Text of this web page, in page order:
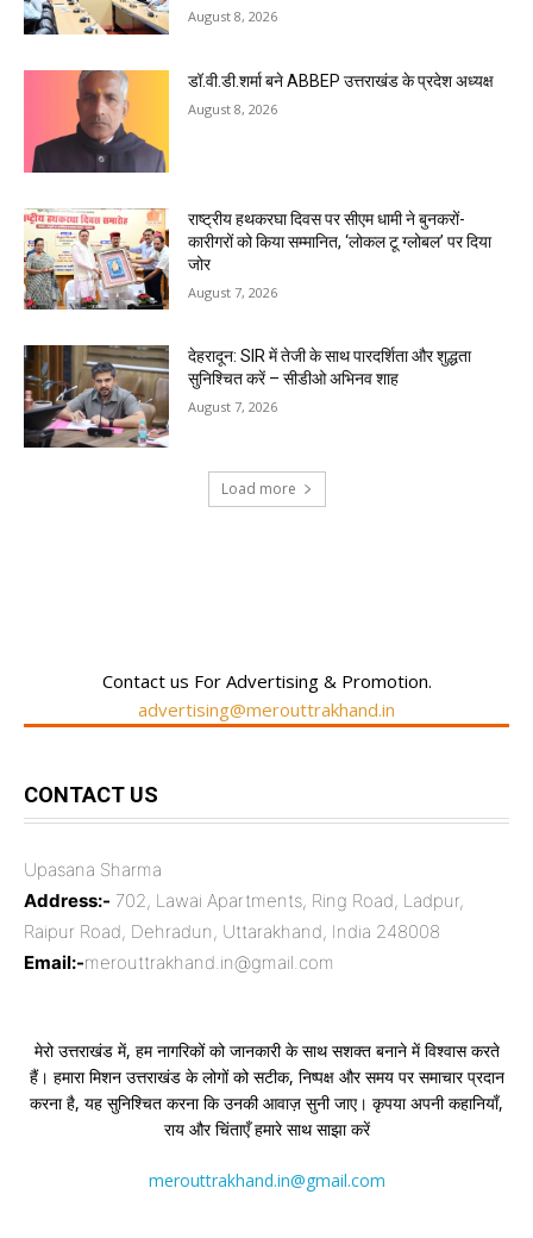
August 8, 2026
डॉ.वी.डी.शर्मा बने ABBEP उत्तराखंड के प्रदेश अध्यक्ष
August 8, 2026
राष्ट्रीय हथकरघा दिवस पर सीएम धामी ने बुनकरों-
कारीगरों को किया सम्मानित, ‘लोकल टू ग्लोबल’ पर दिया
जोर
August 7, 2026
देहरादून: SIR में तेजी के साथ पारदर्शिता और शुद्धता
सुनिश्चित करें – सीडीओ अभिनव शाह
August 7, 2026
Load more
Contact us For Advertising & Promotion.
advertising@merouttrakhand.in
CONTACT US
Upasana Sharma
Address:- 702, Lawai Apartments, Ring Road, Ladpur,
Raipur Road, Dehradun, Uttarakhand, India 248008
Email:-merouttrakhand.in@gmail.com
मेरो उत्तराखंड में, हम नागरिकों को जानकारी के साथ सशक्त बनाने में विश्वास करते
हैं। हमारा मिशन उत्तराखंड के लोगों को सटीक, निष्पक्ष और समय पर समाचार प्रदान
करना है, यह सुनिश्चित करना कि उनकी आवाज़ सुनी जाए। कृपया अपनी कहानियाँ,
राय और चिंताएँ हमारे साथ साझा करें
merouttrakhand.in@gmail.com